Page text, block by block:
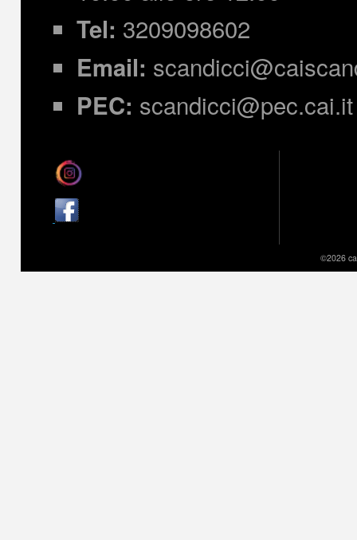
Tel: 3209098602
Email:
PEC: scandicci@pec.cai.it
©2026